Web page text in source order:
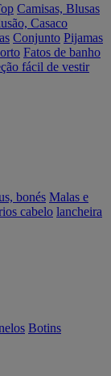
Camisas, Blusas
Casaco
Conjunto Pijamas
Fatos de banho
fácil de vestir
bonés Malas e
cabelo lancheira
Botins